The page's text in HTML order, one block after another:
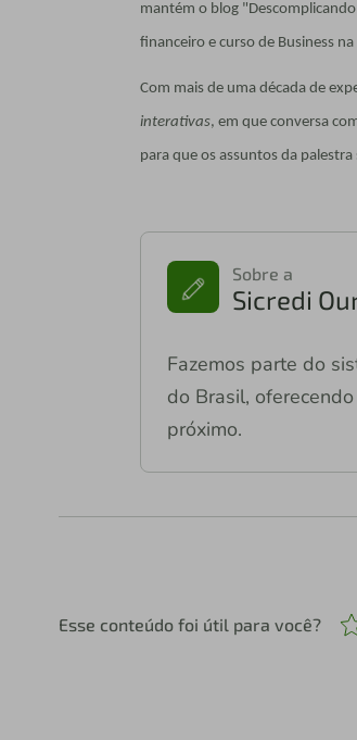
mantém o blog
financeiro e curso de Business
Com mais de uma década de
interativas, em que conversa
para que os assuntos da
Sobre a
Sicredi
Fazemos parte do
do Brasil,
próximo.
Esse conteúdo foi útil para você?